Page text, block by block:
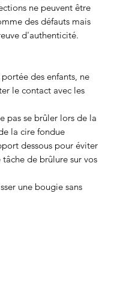
ne peuvent être
des défauts mais
d'authenticité.
des enfants, ne
le contact avec les
pas se brûler lors de la
la cire fondue
dessous pour éviter
de brûlure sur vos
une bougie sans